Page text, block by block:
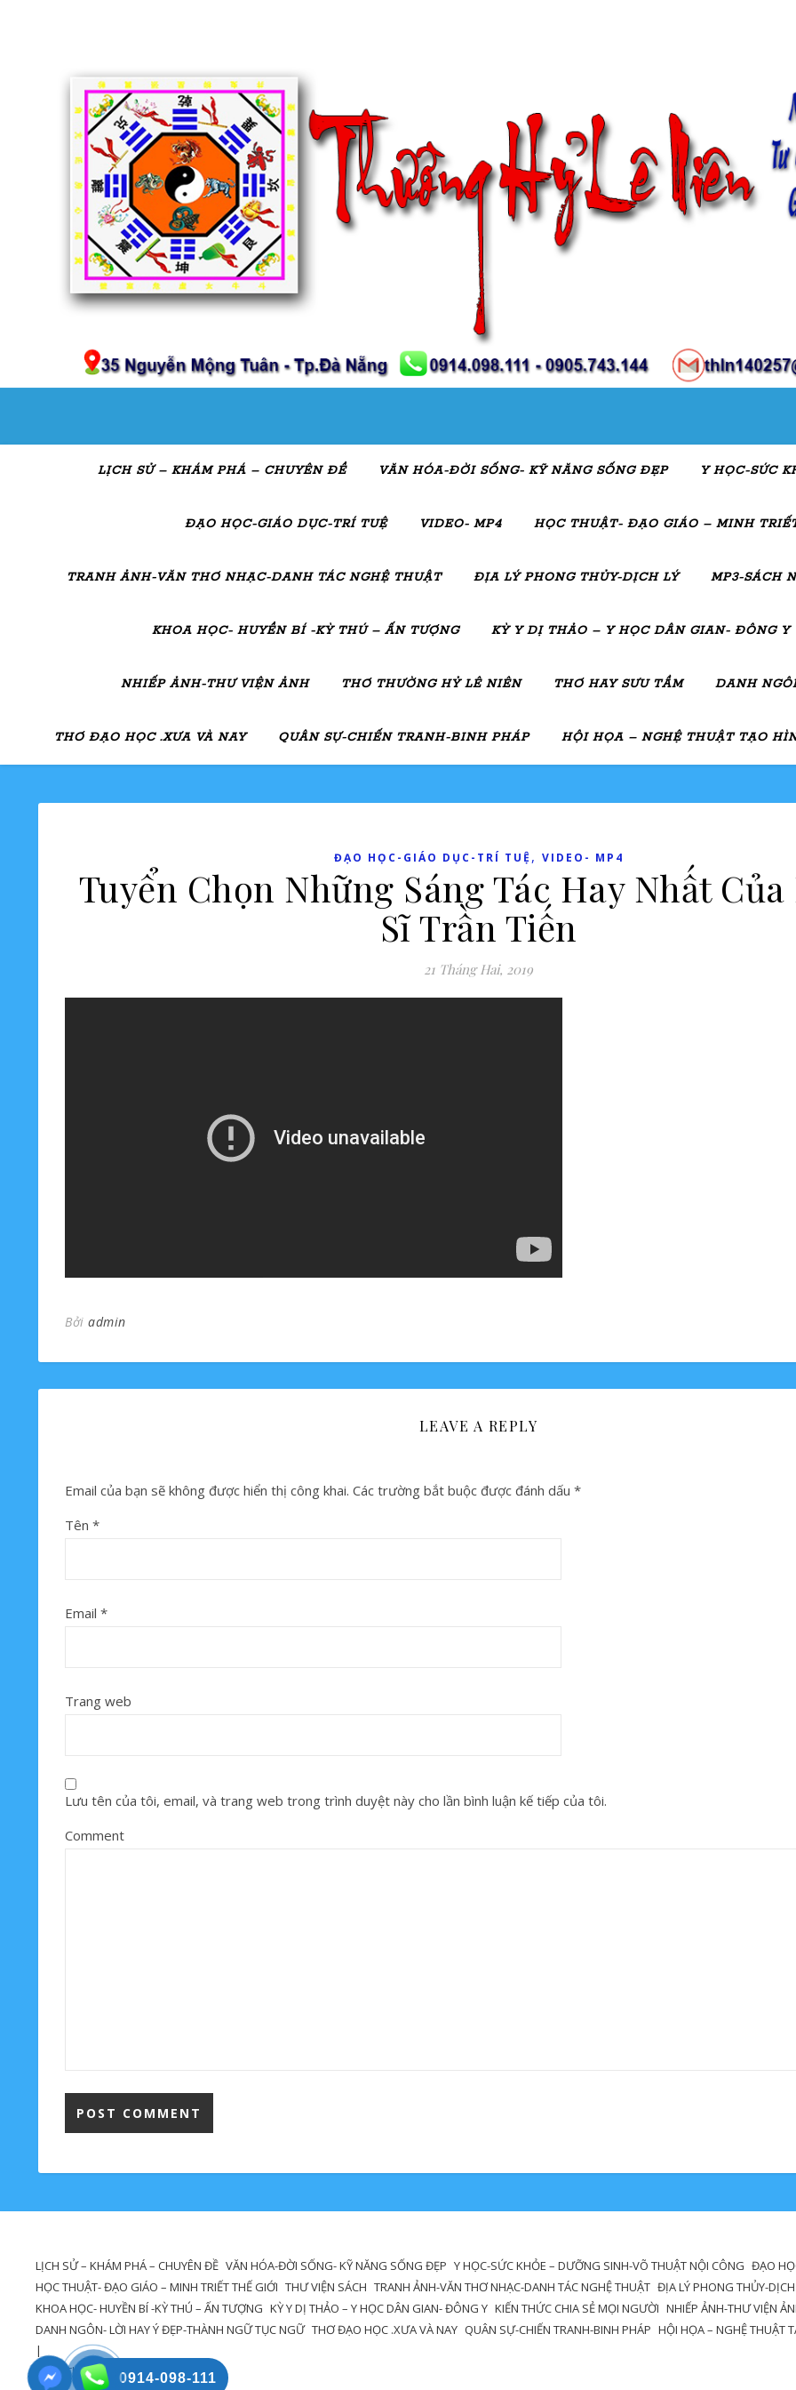
LỊCH SỬ – KHÁM PHÁ – CHUYÊN ĐỀ VĂN HÓA-ĐỜI SỐNG- KỸ NĂNG SỐNG ĐẸP Y HỌC-SỨC
ĐẠO HỌC-GIÁO DỤC-TRÍ TUỆ VIDEO- MP4 HỌC THUẬT- ĐẠO GIÁO – MINH
TRANH ẢNH-VĂN THƠ NHẠC-DANH TÁC NGHỆ THUẬT ĐỊA LÝ PHONG THỦY-DỊCH LÝ MP3-SÁCH
KHOA HỌC- HUYỀN BÍ -KỲ THÚ – ẤN TƯỢNG KỲ Y DỊ THẢO – Y HỌC DÂN GIAN- ĐÔNG Y
NHIẾP ẢNH-THƯ VIỆN ẢNH THƠ THƯỜNG HỶ LÊ NIÊN THƠ HAY SƯU TẦM DANH
THƠ ĐẠO HỌC .XƯA VÀ NAY QUÂN SỰ-CHIẾN TRANH-BINH PHÁP HỘI HỌA – NGHỆ THUẬT TẠO
ĐẠO HỌC-GIÁO DỤC-TRÍ TUỆ , VIDEO- MP4
Tuyển Chọn Những Sáng Tác Hay Nhất Của
Sĩ Trần Tiến
21 Tháng Hai, 2019
Bởi admin
LEAVE A REPLY
Email của bạn sẽ không được hiển thị công khai. Các trường bắt buộc được đánh dấu *
Tên *
Email *
Trang web
Lưu tên của tôi, email, và trang web trong trình duyệt này cho lần bình luận kế tiếp của tôi.
Comment
LỊCH SỬ – KHÁM PHÁ – CHUYÊN ĐỀ VĂN HÓA-ĐỜI SỐNG- KỸ NĂNG SỐNG ĐẸP Y HỌC-SỨC KHỎE – DƯỠNG SINH-VÕ THUẬT NỘI CÔNG ĐẠO
HỌC THUẬT- ĐẠO GIÁO – MINH TRIẾT THẾ GIỚI THƯ VIỆN SÁCH TRANH ẢNH-VĂN THƠ NHẠC-DANH TÁC NGHỆ THUẬT ĐỊA LÝ PHONG THỦY-
KHOA HỌC- HUYỀN BÍ -KỲ THÚ – ẤN TƯỢNG KỲ Y DỊ THẢO – Y HỌC DÂN GIAN- ĐÔNG Y KIẾN THỨC CHIA SẺ MỌI NGƯỜI NHIẾP ẢNH-THƯ VIỆN
DANH NGÔN- LỜI HAY Ý ĐẸP-THÀNH NGỮ TỤC NGỮ THƠ ĐẠO HỌC .XƯA VÀ NAY QUÂN SỰ-CHIẾN TRANH-BINH PHÁP HỘI HỌA – NGHỆ THUẬT
Ashe Theme tạo bởi WP Royal.
0914-098-111